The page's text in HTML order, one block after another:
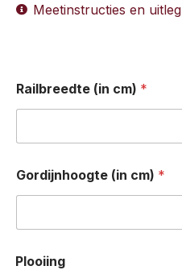
Meetinstructies en uitleg
Railbreedte (in cm) *
Gordijnhoogte (in cm) *
Plooiing